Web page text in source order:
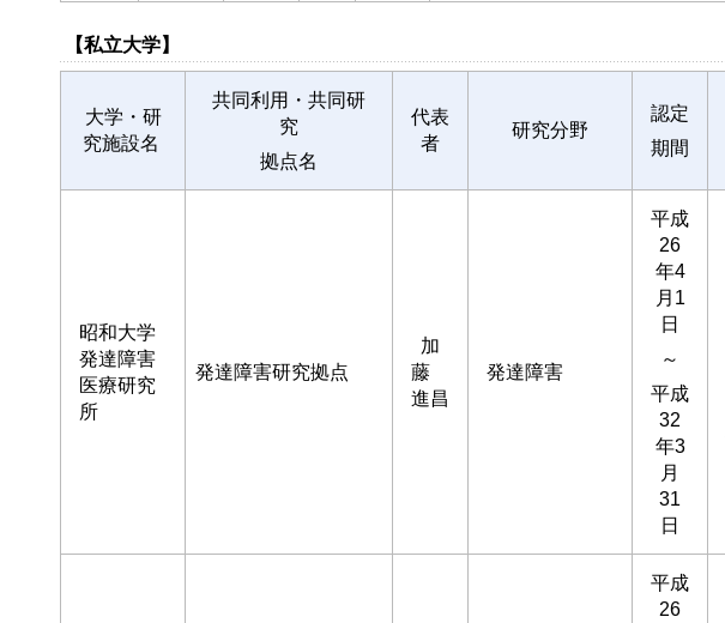
【私立大学】
大学・研
究施設名
共同利用・共同研
究
拠点名
代表
者
研究分野
認定
期間
昭和大学
発達障害
医療研究
所
発達障害研究拠点
加
藤
進昌
発達障害
平成
26
年4
月1
日
～
平成
32
年3
月
31
日
平成
26